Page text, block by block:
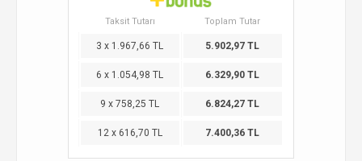
Taksit Tutarı Toplam Tutar
3 x 1.967,66 TL 5.902,97 TL
6 x 1.054,98 TL 6.329,90 TL
9 x 758,25 TL 6.824,27 TL
12 x 616,70 TL 7.400,36 TL